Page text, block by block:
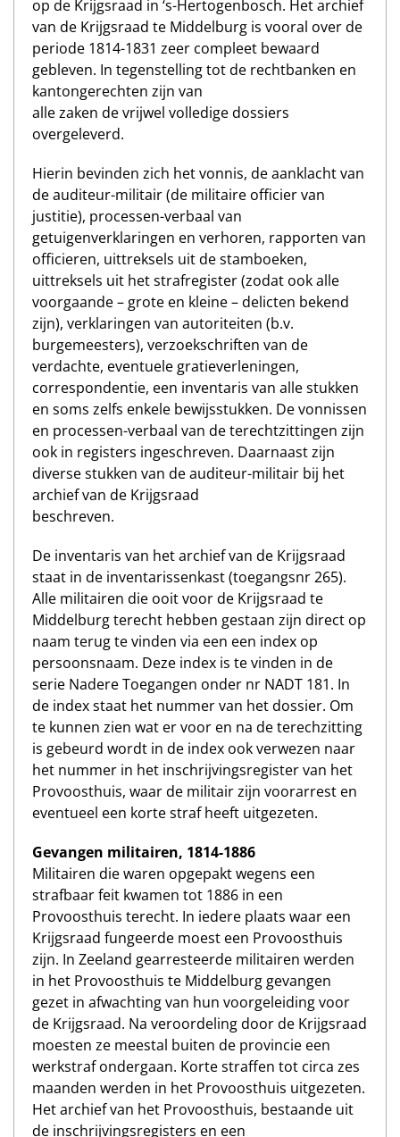
op de Krijgsraad in ‘s-Hertogenbosch. Het archief
van de Krijgsraad te Middelburg is vooral over de
periode 1814-1831 zeer compleet bewaard
gebleven. In tegenstelling tot de rechtbanken en
kantongerechten zijn van
alle zaken de vrijwel volledige dossiers
overgeleverd.
Hierin bevinden zich het vonnis, de aanklacht van
de auditeur-militair (de militaire officier van
justitie), processen-verbaal van
getuigenverklaringen en verhoren, rapporten van
officieren, uittreksels uit de stamboeken,
uittreksels uit het strafregister (zodat ook alle
voorgaande – grote en kleine – delicten bekend
zijn), verklaringen van autoriteiten (b.v.
burgemeesters), verzoekschriften van de
verdachte, eventuele gratieverleningen,
correspondentie, een inventaris van alle stukken
en soms zelfs enkele bewijsstukken. De vonnissen
en processen-verbaal van de terechtzittingen zijn
ook in registers ingeschreven. Daarnaast zijn
diverse stukken van de auditeur-militair bij het
archief van de Krijgsraad
beschreven.
De inventaris van het archief van de Krijgsraad
staat in de inventarissenkast (toegangsnr 265).
Alle militairen die ooit voor de Krijgsraad te
Middelburg terecht hebben gestaan zijn direct op
naam terug te vinden via een een index op
persoonsnaam. Deze index is te vinden in de
serie Nadere Toegangen onder nr NADT 181. In
de index staat het nummer van het dossier. Om
te kunnen zien wat er voor en na de terechzitting
is gebeurd wordt in de index ook verwezen naar
het nummer in het inschrijvingsregister van het
Provoosthuis, waar de militair zijn voorarrest en
eventueel een korte straf heeft uitgezeten.
Gevangen militairen, 1814-1886
Militairen die waren opgepakt wegens een
strafbaar feit kwamen tot 1886 in een
Provoosthuis terecht. In iedere plaats waar een
Krijgsraad fungeerde moest een Provoosthuis
zijn. In Zeeland gearresteerde militairen werden
in het Provoosthuis te Middelburg gevangen
gezet in afwachting van hun voorgeleiding voor
de Krijgsraad. Na veroordeling door de Krijgsraad
moesten ze meestal buiten de provincie een
werkstraf ondergaan. Korte straffen tot circa zes
maanden werden in het Provoosthuis uitgezeten.
Het archief van het Provoosthuis, bestaande uit
de inschrijvingsregisters en een